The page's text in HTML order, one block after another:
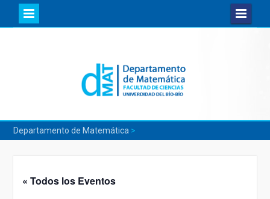
Departamento de Matemática >
« Todos los Eventos